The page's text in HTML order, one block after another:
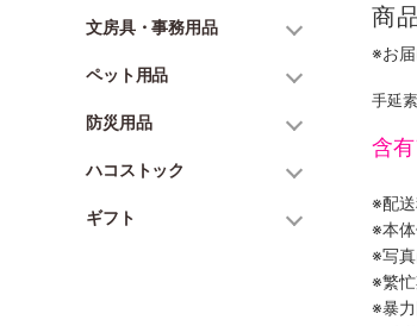
文房具・事務用品
ペット用品
防災用品
ハコストック
ギフト
商
※お
手延
含
※配
※本
※写真
※繁
※暴